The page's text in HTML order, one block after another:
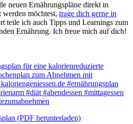
neuen Ernährungspläne direkt in
möchtest, trage dich gerne in
teile ich auch Tipps und Learnings zum
Ernährung. Ich freue mich auf dich!
(PDF herunterladen)